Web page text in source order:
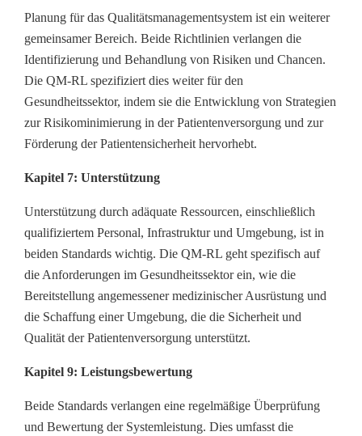
Planung für das Qualitätsmanagementsystem ist ein weiterer
gemeinsamer Bereich. Beide Richtlinien verlangen die
Identifizierung und Behandlung von Risiken und Chancen.
Die QM-RL spezifiziert dies weiter für den
Gesundheitssektor, indem sie die Entwicklung von Strategien
zur Risikominimierung in der Patientenversorgung und zur
Förderung der Patientensicherheit hervorhebt.
Kapitel 7: Unterstützung
Unterstützung durch adäquate Ressourcen, einschließlich
qualifiziertem Personal, Infrastruktur und Umgebung, ist in
beiden Standards wichtig. Die QM-RL geht spezifisch auf
die Anforderungen im Gesundheitssektor ein, wie die
Bereitstellung angemessener medizinischer Ausrüstung und
die Schaffung einer Umgebung, die die Sicherheit und
Qualität der Patientenversorgung unterstützt.
Kapitel 9: Leistungsbewertung
Beide Standards verlangen eine regelmäßige Überprüfung
und Bewertung der Systemleistung. Dies umfasst die